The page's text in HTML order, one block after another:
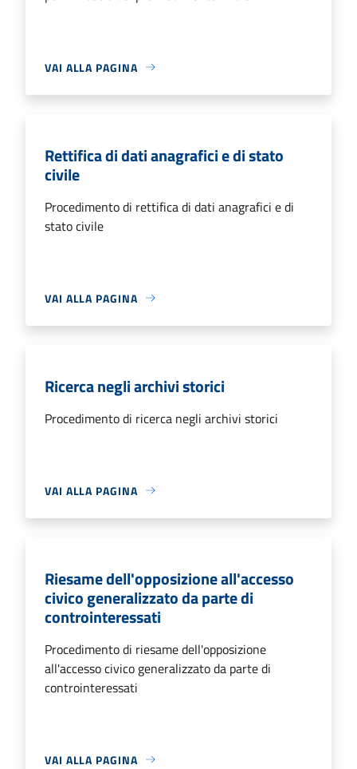
VAI ALLA PAGINA
Rettifica di dati anagrafici e di stato
civile
Procedimento di rettifica di dati anagrafici e di
stato civile
VAI ALLA PAGINA
Ricerca negli archivi storici
Procedimento di ricerca negli archivi storici
VAI ALLA PAGINA
Riesame dell'opposizione all'accesso
civico generalizzato da parte di
controinteressati
Procedimento di riesame dell'opposizione
all'accesso civico generalizzato da parte di
controinteressati
VAI ALLA PAGINA